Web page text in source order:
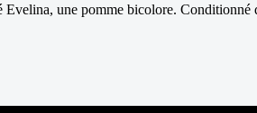
une pomme bicolore.